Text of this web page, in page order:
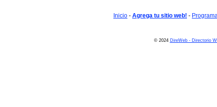
Inicio - Agrega tu sitio web! -
© 2024 DireWeb - Directorio